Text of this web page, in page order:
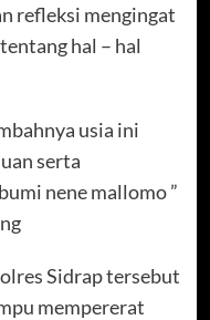
refleksi mengingat
hal – hal
usia ini
serta
nene mallomo ”
Sidrap tersebut
mempererat